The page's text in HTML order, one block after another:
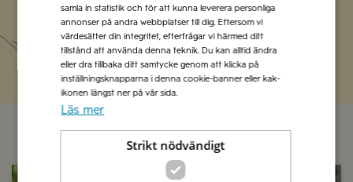
Prenumerera
samla in statistik och för att kunna leverera personliga
annonser på andra webbplatser till dig. Eftersom vi
värdesätter din integritet, efterfrågar vi härmed ditt
tillstånd att använda denna teknik. Du kan alltid ändra
eller dra tillbaka ditt samtycke genom att klicka på
inställningsknapparna i denna cookie-banner eller kak-
ikonen längst ner på vår sida.
Läs mer
Strikt nödvändigt